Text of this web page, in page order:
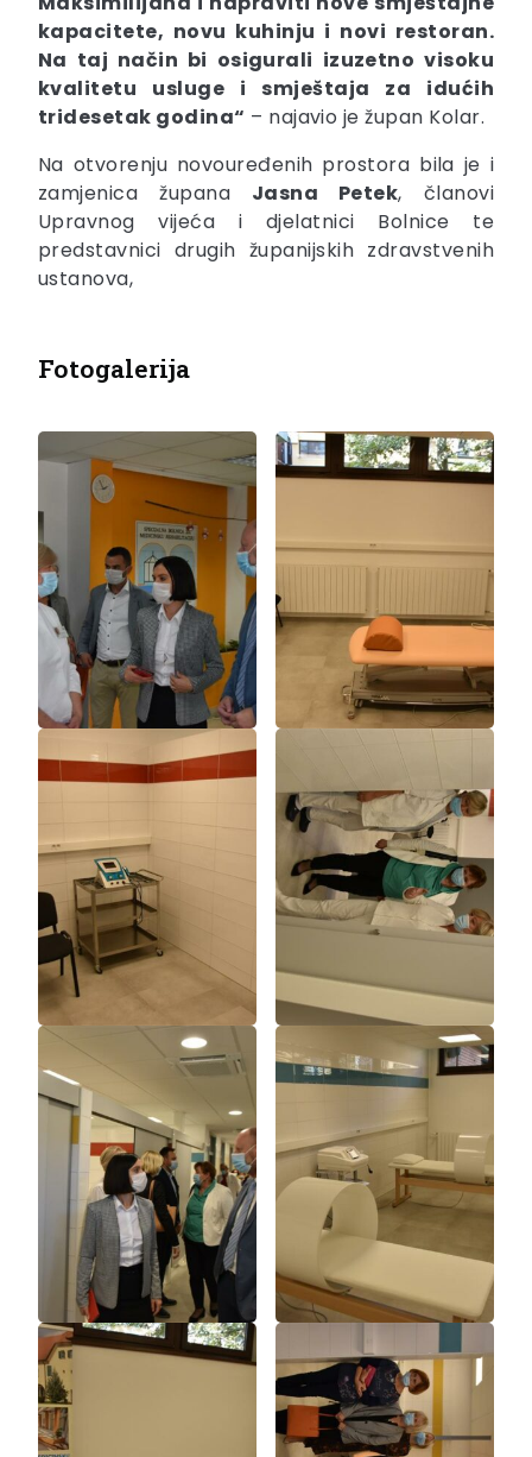
kapacitete, novu kuhinju i novi restoran.
Na taj način bi osigurali izuzetno visoku
kvalitetu usluge i smještaja za idućih
tridesetak godina“ – najavio je župan Kolar.
Na otvorenju novouređenih prostora bila je i
zamjenica župana Jasna Petek, članovi
Upravnog vijeća i djelatnici Bolnice te
predstavnici drugih županijskih zdravstvenih
ustanova,
Fotogalerija